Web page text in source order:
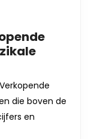
die boven de
en